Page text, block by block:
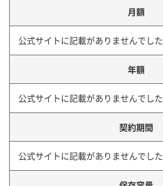
月額
公式サイトに記載がありませんでした
年額
公式サイトに記載がありませんでした
契約期間
公式サイトに記載がありませんでした